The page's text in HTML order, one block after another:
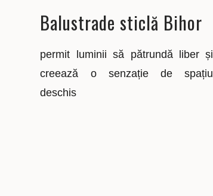
Balustrade sticlă Bihor
permit luminii să pătrundă liber și
creează o senzație de spațiu
deschis